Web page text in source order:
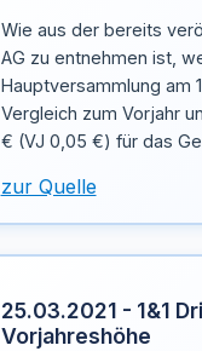
Wie aus der bereits
AG zu entnehmen ist,
Hauptversammlung am
Vergleich zum Vorjahr
€ (VJ 0,05 €) für das
zur Quelle
25.03.2021 - 1&1
Vorjahreshöhe